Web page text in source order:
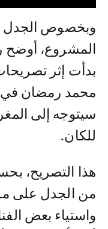
وبخصوص الجدل
المشروع، أوضح
بدأت إثر
محمد رمضان في
سيتوجه إلى
للكان.
هذا التصريح،
من الجدل على
واستياء بعض